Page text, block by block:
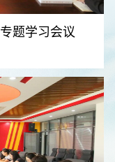
题学习会议